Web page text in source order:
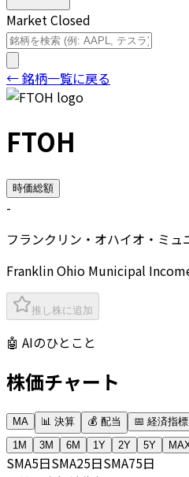
Market Closed
← 銘柄一覧に戻る
FTOH
時価総額
-
フランクリン・オハイオ・ミ
Franklin Ohio Municipal
推し株に追加
🤖 AIのひとこと
株価チャート
MA 📊 決算 💰 配当
📅 経済指標
1M
3M 6M 1Y 2Y 5Y
SMA5日SMA25日SMA75日